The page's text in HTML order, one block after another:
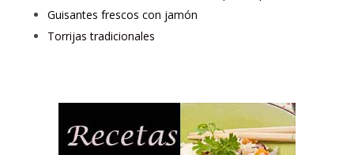
Guisantes frescos con jamón
Torrijas tradicionales